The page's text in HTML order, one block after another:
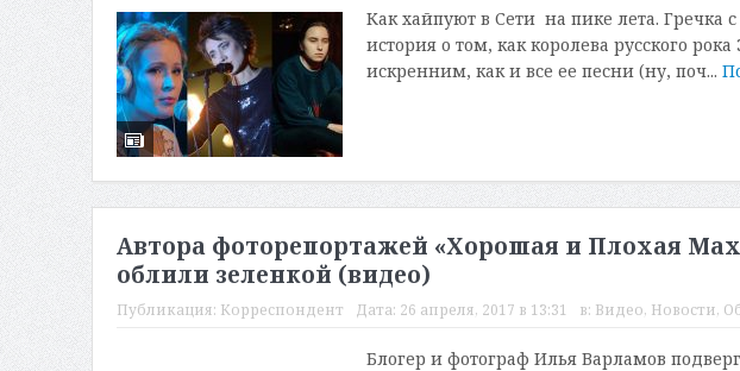
Как хайпуют в Сети на пике лета. Гречка
история о том, как королева русского
искренним, как и все ее песни (ну, поч...
Автора фоторепортажей «Хорошая и Плохая
облили зеленкой (видео)
Публикация: Корреспондент Дата: 26 апреля, 2017 в 13:31 в: Видео, Новости,
Блогер и фотограф Илья Варламов